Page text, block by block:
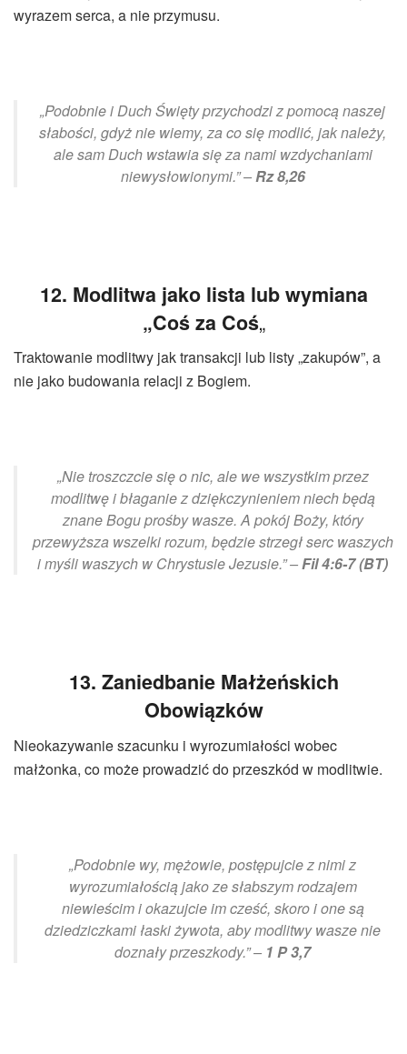
wyrazem serca, a nie przymusu.
„Podobnie i Duch Święty przychodzi z pomocą naszej
słabości, gdyż nie wiemy, za co się modlić, jak należy,
ale sam Duch wstawia się za nami wzdychaniami
niewysłowionymi.” –Rz 8,26
12. Modlitwa jako lista lub wymiana
„Coś za Coś„
Traktowanie modlitwy jak transakcji lub listy „zakupów”, a
nie jako budowania relacji z Bogiem.
„Nie troszczcie się o nic, ale we wszystkim przez
modlitwę i błaganie z dziękczynieniem niech będą
znane Bogu prośby wasze. A pokój Boży, który
przewyższa wszelki rozum, będzie strzegł serc waszych
i myśli waszych w Chrystusie Jezusie.” –Fil 4:6-7 (BT)
13. Zaniedbanie Małżeńskich
Obowiązków
Nieokazywanie szacunku i wyrozumiałości wobec
małżonka, co może prowadzić do przeszkód w modlitwie.
„Podobnie wy, mężowie, postępujcie z nimi z
wyrozumiałością jako ze słabszym rodzajem
niewieścim i okazujcie im cześć, skoro i one są
dziedziczkami łaski żywota, aby modlitwy wasze nie
doznały przeszkody.” – 1 P 3,7